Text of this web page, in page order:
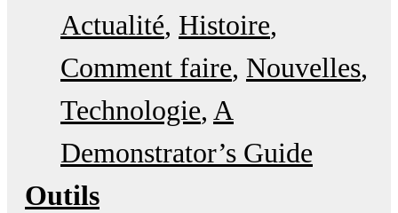
Actualité Histoire
Comment faire Nouvelles
Technologie A
Demonstrator’s Guide
Outils